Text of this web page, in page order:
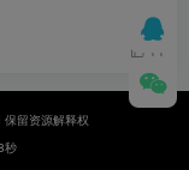
11
留资源解释权
秒